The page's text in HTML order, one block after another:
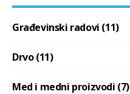
Građevinski radovi (11)
Drvo (11)
Med i medni proizvodi (7)